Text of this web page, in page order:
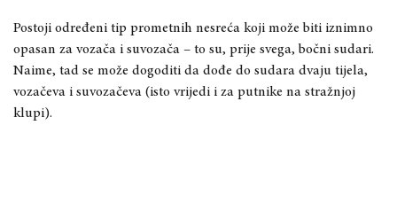
Postoji određeni tip prometnih nesreća koji može biti iznimno
opasan za vozača i suvozača – to su, prije svega, bočni sudari.
Naime, tad se može dogoditi da dođe do sudara dvaju tijela,
vozačeva i suvozačeva (isto vrijedi i za putnike na stražnjoj
klupi).